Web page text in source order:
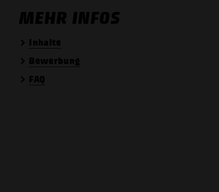
MEHR INFOS
Inhalte
Bewerbung
FAQ